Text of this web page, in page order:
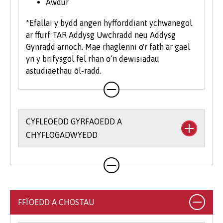
*Efallai y bydd angen hyfforddiant ychwanegol
ar ffurf TAR Addysg Uwchradd neu Addysg
Gynradd arnoch. Mae rhaglenni o'r fath ar gael
yn y brifysgol fel rhan o’n dewisiadau
astudiaethau ôl-radd.
CYFLEOEDD GYRFAOEDD A
CHYFLOGADWYEDD
Gwasanaeth Sgiliau a Chyflogadwyedd
Brifysgol yn darparu ystod eang o gefnogaeth,
paratoi a gwneud cais am eich gyrfa raddedig.
lwyfannau rhyngweithiol ar-lein yn ogystal ag
FFÏOEDD A CHOSTAU